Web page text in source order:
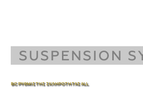
BC ΡΥΘΜΙΣΤΗΣ ΣΚΛΗΡΟΤΗΤΑΣ ALL